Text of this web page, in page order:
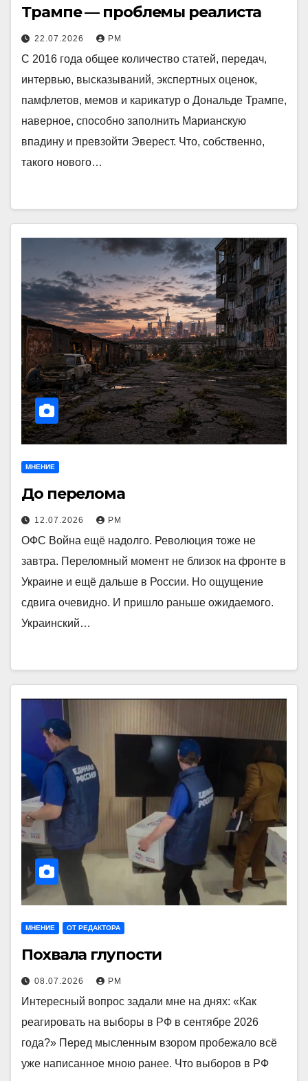
Трампе — проблемы реалиста
22.07.2026 РМ
С 2016 года общее количество статей, передач,
интервью, высказываний, экспертных оценок,
памфлетов, мемов и карикатур о Дональде Трампе,
наверное, способно заполнить Марианскую
впадину и превзойти Эверест. Что, собственно,
такого нового…
МНЕНИЕ
До перелома
12.07.2026 РМ
ОФС Война ещё надолго. Революция тоже не
завтра. Переломный момент не близок на фронте в
Украине и ещё дальше в России. Но ощущение
сдвига очевидно. И пришло раньше ожидаемого.
Украинский…
МНЕНИЕ ОТ РЕДАКТОРА
Похвала глупости
08.07.2026 РМ
Интересный вопрос задали мне на днях: «Как
реагировать на выборы в РФ в сентябре 2026
года?» Перед мысленным взором пробежало всё
уже написанное мною ранее. Что выборов в РФ